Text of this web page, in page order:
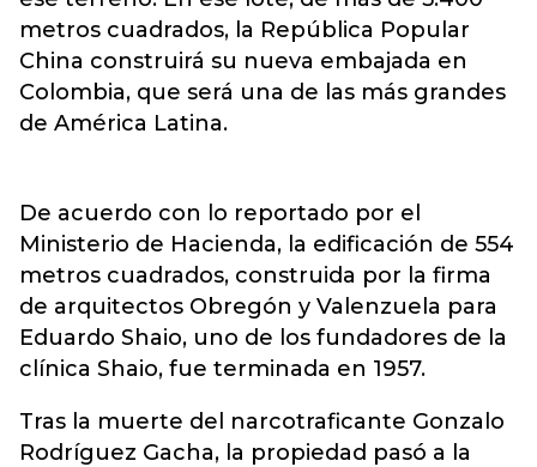
metros cuadrados, la República Popular
China construirá su nueva embajada en
Colombia, que será una de las más grandes
de América Latina.
De acuerdo con lo reportado por el
Ministerio de Hacienda, la edificación de 554
metros cuadrados, construida por la firma
de arquitectos Obregón y Valenzuela para
Eduardo Shaio, uno de los fundadores de la
clínica Shaio, fue terminada en 1957.
Tras la muerte del narcotraficante Gonzalo
Rodríguez Gacha, la propiedad pasó a la